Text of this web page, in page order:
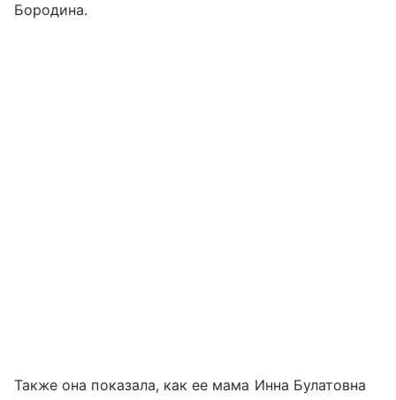
Бородина.
Также она показала, как ее мама Инна Булатовна